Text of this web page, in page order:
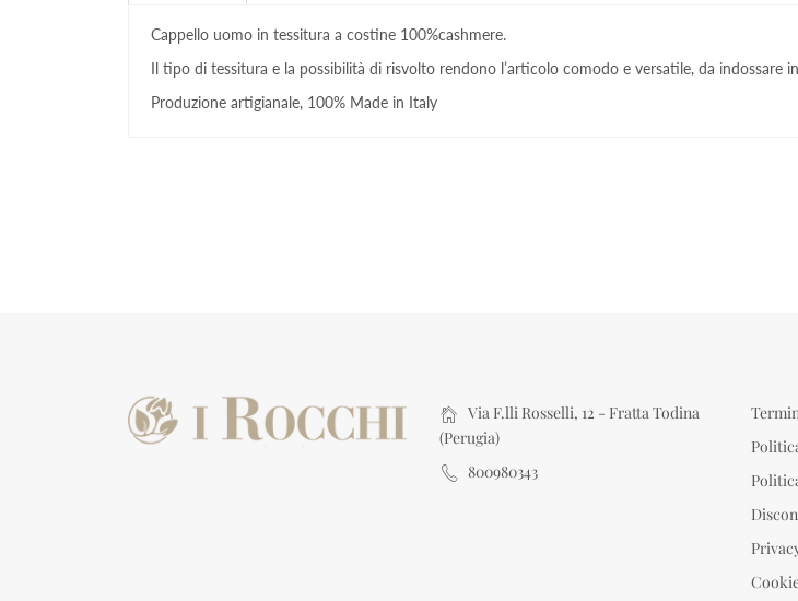
Cappello uomo in tessitura a costine 100%cashmere.
Il tipo di tessitura e la possibilità di risvolto rendono l’articolo comodo e versatile, da indossare
Produzione artigianale, 100% Made in Italy
Via F.lli Rosselli, 12 - Fratta Todina
(Perugia)
800980343